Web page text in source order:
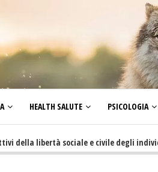
HEALTH SALUTE PSICOLOGIA
sociale e civile degli individui, il